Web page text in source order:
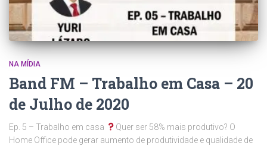
NA MÍDIA
Band FM – Trabalho em Casa – 20
de Julho de 2020
Ep. 5 – Trabalho em casa
Quer ser 58% mais produtivo? O
Home Office pode gerar aumento de produtividade e qualidade de